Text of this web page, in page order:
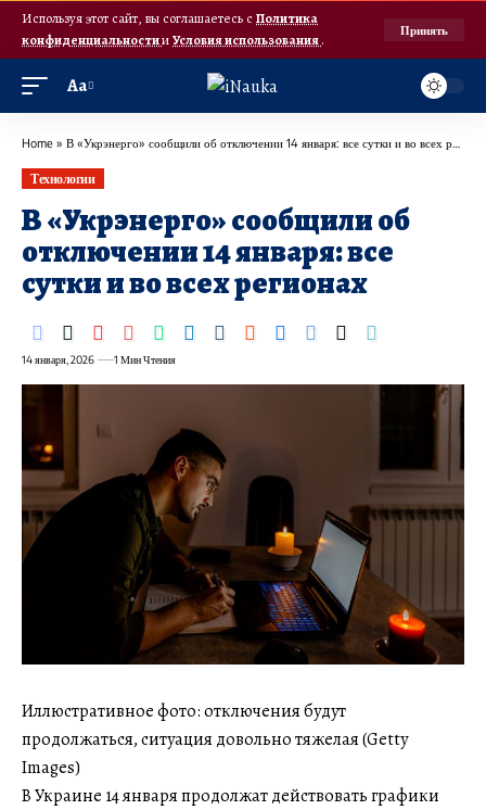
Используя этот сайт, вы соглашаетесь с Политика
конфиденциальностииУсловия использования.
Принять
Аа
Home » В «Укрэнерго» сообщили об отключении 14 января: все сутки и во всех регионах
Технологии
В «Укрэнерго» сообщили об
отключении 14 января: все
сутки и во всех регионах
14 января, 2026 1 Мин Чтения
Иллюстративное фото: отключения будут
продолжаться, ситуация довольно тяжелая (Getty
Images)
В Украине 14 января продолжат действовать графики